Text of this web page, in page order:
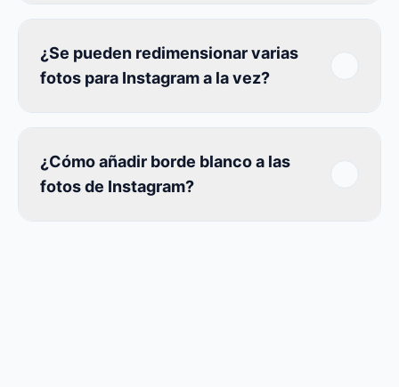
¿Se pueden redimensionar varias
fotos para Instagram a la vez?
¿Cómo añadir borde blanco a las
fotos de Instagram?